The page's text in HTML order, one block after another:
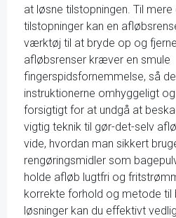
at løsne tilstopningen. Til mere
tilstopninger kan en
værktøj til at bryde op og
afløbsrenser kræver en smule
fingerspidsfornemmelse, så
instruktionerne omhyggeligt
forsigtigt for at undgå at
vigtig teknik til gør-det-selv
vide, hvordan man sikkert
rengøringsmidler som
holde afløb lugtfri og
korrekte forhold og metode til
løsninger kan du effektivt